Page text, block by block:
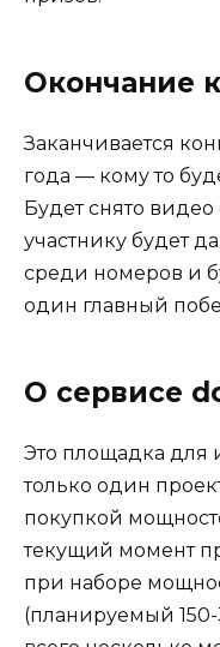
Окончание
Заканчивается
года — кому то
Будет снято
участнику будет
среди номеров и
один главный
О сервисе
Это площадка для
только один
покупкой
текущий момент
при наборе
(планируемый